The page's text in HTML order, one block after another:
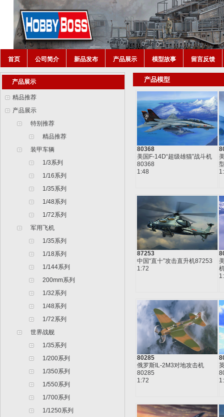
首页 公司简介 新品发布 产品展示 模型故事 留言反馈
产品展示
精品推荐
产品展示
特别推荐
精品推荐
装甲车辆
1/3系列
1/16系列
1/35系列
1/48系列
1/72系列
军用飞机
1/35系列
1/18系列
1/144系列
200mm系列
1/32系列
1/48系列
1/72系列
世界战舰
1/35系列
1/200系列
1/350系列
1/550系列
1/700系列
1/1250系列
产品模型
80368
美国F-14D“超级雄猫”战斗机
80368
1:48
87253
中国“直十”攻击直升机87253
1:72
80285
俄罗斯IL-2M3对地攻击机
80285
1:72